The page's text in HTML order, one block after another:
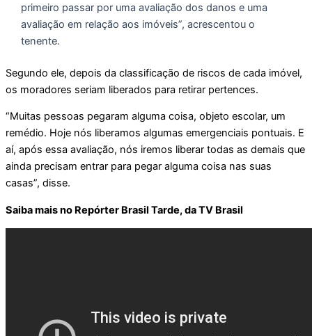
primeiro passar por uma avaliação dos danos e uma
avaliação em relação aos imóveis”, acrescentou o
tenente.
Segundo ele, depois da classificação de riscos de cada imóvel,
os moradores seriam liberados para retirar pertences.
“Muitas pessoas pegaram alguma coisa, objeto escolar, um
remédio. Hoje nós liberamos algumas emergenciais pontuais. E
aí, após essa avaliação, nós iremos liberar todas as demais que
ainda precisam entrar para pegar alguma coisa nas suas
casas”, disse.
Saiba mais no Repórter Brasil Tarde, da TV Brasil